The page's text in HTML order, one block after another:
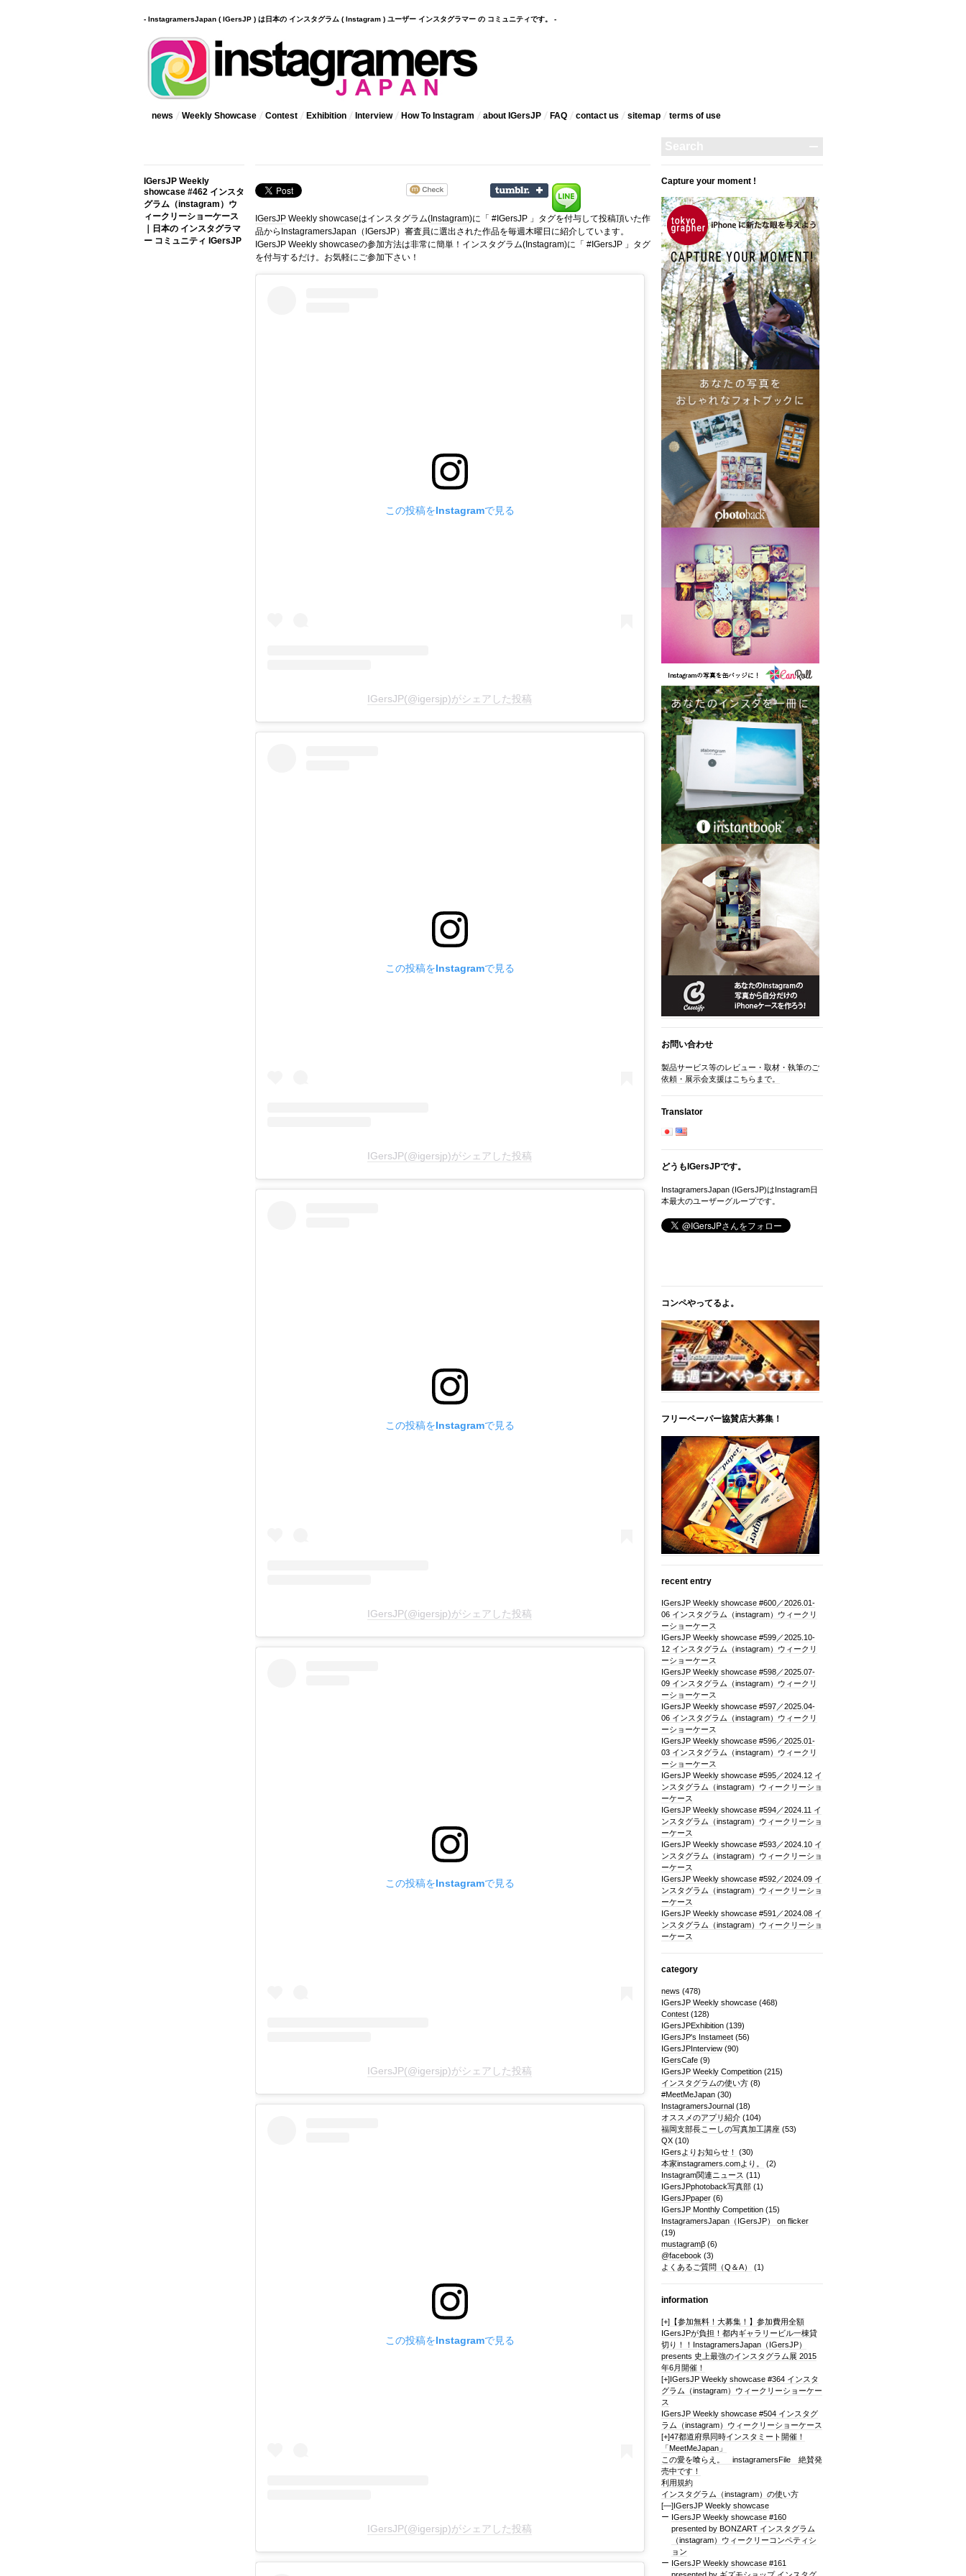
- InstagramersJapan ( IGersJP ) は日本の インスタグラム ( Instagram ) ユーザー インスタグラマー の コミュニティです。 -
news Weekly Showcase Contest Exhibition Interview How To Instagram about IGersJP FAQ contact us sitemap terms‎ of use
IGersJP Weekly
showcase #462 インスタ
グラム（instagram）ウ
ィークリーショーケース
｜日本の インスタグラマ
ー コミュニティ IGersJP
IGersJPWeekly showcaseはインスタグラム(Instagram)に「 #IGersJP 」タグを付与して投稿頂いた作
品からInstagramersJapan（IGersJP）審査員に選出された作品を毎週木曜日に紹介しています。
IGersJP Weekly showcaseの参加方法は非常に簡単！インスタグラム(Instagram)に「 #IGersJP 」タグ
を付与するだけ。お気軽にご参加下さい！
この投稿をInstagramで見る
IGersJP(@igersjp)がシェアした投稿
この投稿をInstagramで見る
IGersJP(@igersjp)がシェアした投稿
この投稿をInstagramで見る
IGersJP(@igersjp)がシェアした投稿
この投稿をInstagramで見る
IGersJP(@igersjp)がシェアした投稿
この投稿をInstagramで見る
IGersJP(@igersjp)がシェアした投稿
Capture your moment !
お問い合わせ
製品サービス等のレビュー・取材・執筆のご
依頼・展示会支援はこちらまで。
Translator
どうもIGersJPです。
InstagramersJapan (IGersJP)はInstagram日
本最大のユーザーグループです。
コンペやってるよ。
フリーペーパー協賛店大募集！
recent entry
IGersJP Weekly showcase #600／2026.01-
06 インスタグラム（instagram）ウィークリ
ーショーケース
IGersJP Weekly showcase #599／2025.10-
12 インスタグラム（instagram）ウィークリ
ーショーケース
IGersJP Weekly showcase #598／2025.07-
09 インスタグラム（instagram）ウィークリ
ーショーケース
IGersJP Weekly showcase #597／2025.04-
06 インスタグラム（instagram）ウィークリ
ーショーケース
IGersJP Weekly showcase #596／2025.01-
03 インスタグラム（instagram）ウィークリ
ーショーケース
IGersJP Weekly showcase #595／2024.12 イ
ンスタグラム（instagram）ウィークリーショ
ーケース
IGersJP Weekly showcase #594／2024.11 イ
ンスタグラム（instagram）ウィークリーショ
ーケース
IGersJP Weekly showcase #593／2024.10 イ
ンスタグラム（instagram）ウィークリーショ
ーケース
IGersJP Weekly showcase #592／2024.09 イ
ンスタグラム（instagram）ウィークリーショ
ーケース
IGersJP Weekly showcase #591／2024.08 イ
ンスタグラム（instagram）ウィークリーショ
ーケース
category
news (478)
IGersJP Weekly showcase(468)
Contest(128)
IGersJPExhibition(139)
IGersJP's Instameet(56)
IGersJPInterview(90)
IGersCafe(9)
IGersJP Weekly Competition(215)
インスタグラムの使い方(8)
#MeetMeJapan(30)
InstagramersJournal(18)
オススメのアプリ紹介(104)
福岡支部長こーしの写真加工講座(53)
QX(10)
IGersよりお知らせ！
(30)
本家instagramers.comより。
(2)
Instagram関連ニュース (11)
IGersJPphotoback写真部(1)
IGersJPpaper(6)
IGersJP Monthly Competition(15)
InstagramersJapan（IGersJP） on flicker
(19)
mustagramβ(6)
@facebook (3)
よくあるご質問（Q＆A）
(1)
information
[+]【参加無料！大募集！】参加費用全額
IGersJPが負担！都内ギャラリービル一棟貸
切り！！InstagramersJapan（IGersJP）
presents 史上最強のインスタグラム展 2015
年6月開催！
[+]IGersJP Weekly showcase #364 インスタ
グラム（instagram）ウィークリーショーケー
ス
IGersJP Weekly showcase #504 インスタグ
ラム（instagram）ウィークリーショーケース
[+]47都道府県同時インスタミート開催！
「MeetMeJapan」
この愛を喰らえ。 instagramersFile 絶賛発
売中です！
利用規約
インスタグラム（instagram）の使い方
[—]IGersJP Weekly showcase
IGersJP Weekly showcase #160
presented by BONZART インスタグラム
（instagram）ウィークリーコンペティシ
ョン
IGersJP Weekly showcase #161